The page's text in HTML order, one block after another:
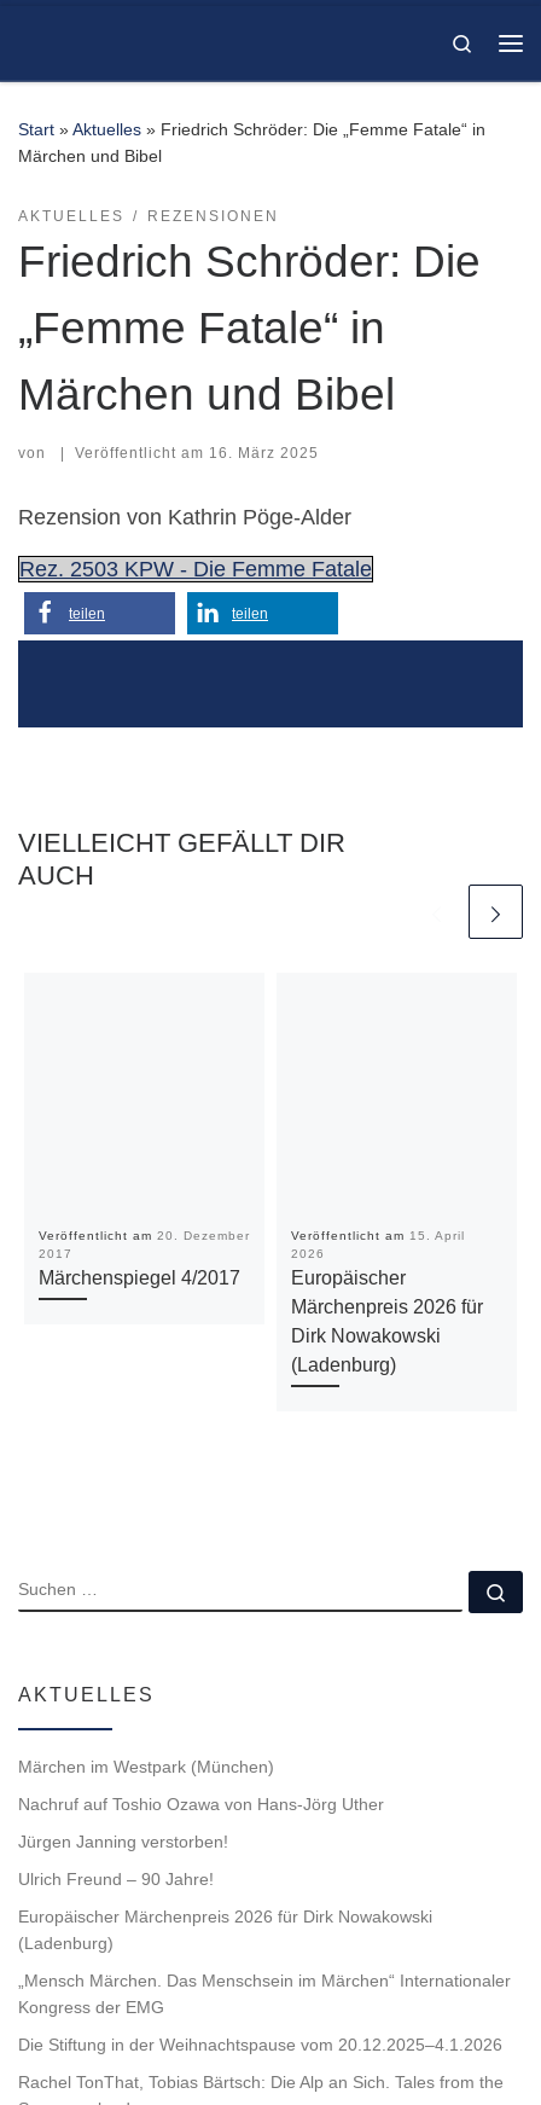
Search
Start »Aktuelles » Friedrich Schröder: Die „Femme Fatale“ in
Märchen und Bibel
AKTUELLES REZENSIONEN
Friedrich Schröder: Die
„Femme Fatale“ in
Märchen und Bibel
von | Veröffentlicht am 16. März 2025
Rezension von Kathrin Pöge-Alder
Rez. 2503 KPW - Die Femme Fatale
teilen teilen
VIELLEICHT GEFÄLLT DIR
AUCH
Veröffentlicht am 20. Dezember
2017
Märchenspiegel 4/2017
Veröffentlicht am 15. April
2026
Europäischer
Märchenpreis 2026 für
Dirk Nowakowski
(Ladenburg)
SUCHE
AKTUELLES
Märchen im Westpark (München)
Nachruf auf Toshio Ozawa von Hans-Jörg Uther
Jürgen Janning verstorben!
Ulrich Freund – 90 Jahre!
Europäischer Märchenpreis 2026 für Dirk Nowakowski
(Ladenburg)
„Mensch Märchen. Das Menschsein im Märchen“ Internationaler
Kongress der EMG
Die Stiftung in der Weihnachtspause vom 20.12.2025–4.1.2026
Rachel TonThat, Tobias Bärtsch: Die Alp an Sich. Tales from the